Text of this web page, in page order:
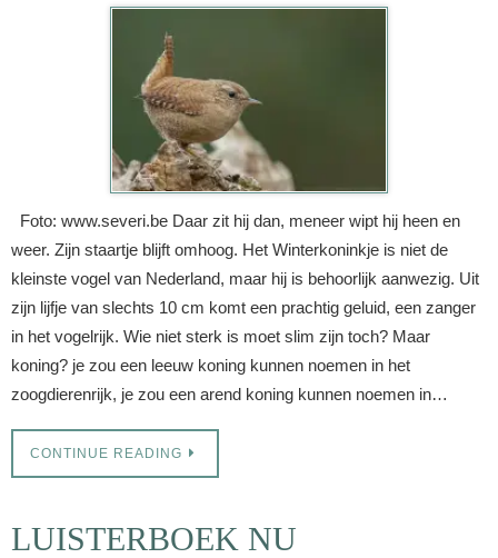
Foto: www.severi.be​​ Daar zit hij dan, meneer wipt hij heen en
weer. Zijn staartje blijft omhoog. Het Winterkoninkje is niet de
kleinste vogel van Nederland, maar hij is behoorlijk aanwezig. Uit
zijn lijfje van slechts 10 cm komt een prachtig geluid, een zanger
in het vogelrijk. Wie niet sterk is moet slim zijn toch? Maar
koning? je zou een leeuw koning kunnen noemen in het
zoogdierenrijk, je zou een arend koning kunnen noemen in…
CONTINUE READING
LUISTERBOEK NU